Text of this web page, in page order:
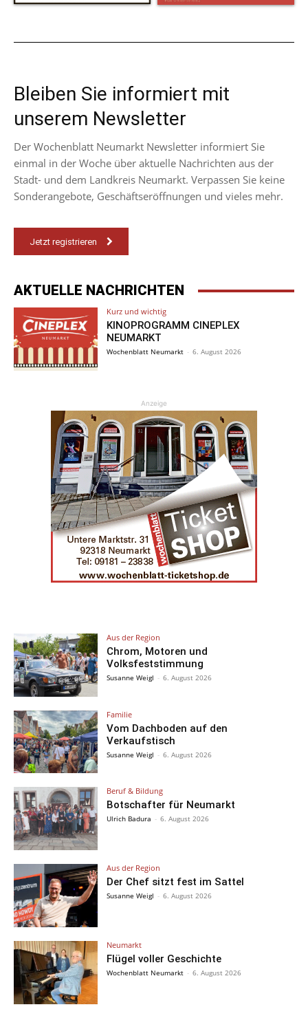
Bleiben Sie informiert mit
unserem Newsletter
Der Wochenblatt Neumarkt Newsletter informiert Sie
einmal in der Woche über aktuelle Nachrichten aus der
Stadt- und dem Landkreis Neumarkt. Verpassen Sie keine
Sonderangebote, Geschäftseröffnungen und vieles mehr.
Jetzt registrieren
AKTUELLE NACHRICHTEN
Kurz und wichtig
KINOPROGRAMM CINEPLEX
NEUMARKT
Wochenblatt Neumarkt - 6. August 2026
Anzeige
Aus der Region
Chrom, Motoren und
Volksfeststimmung
Susanne Weigl - 6. August 2026
Familie
Vom Dachboden auf den
Verkaufstisch
Susanne Weigl - 6. August 2026
Beruf & Bildung
Botschafter für Neumarkt
Ulrich Badura - 6. August 2026
Aus der Region
Der Chef sitzt fest im Sattel
Susanne Weigl - 6. August 2026
Neumarkt
Flügel voller Geschichte
Wochenblatt Neumarkt - 6. August 2026